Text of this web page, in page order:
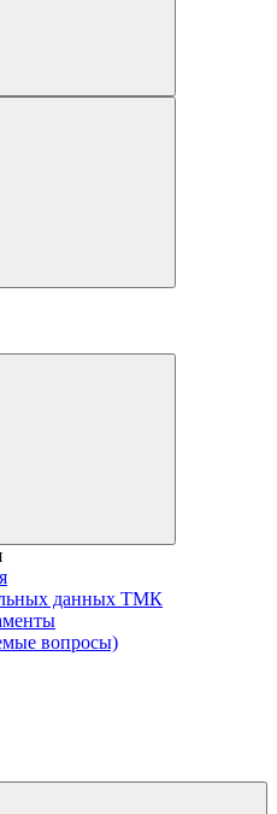
данных ТМК
вопросы)